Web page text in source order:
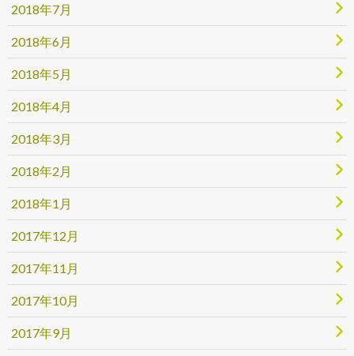
2018年7月
2018年6月
2018年5月
2018年4月
2018年3月
2018年2月
2018年1月
2017年12月
2017年11月
2017年10月
2017年9月